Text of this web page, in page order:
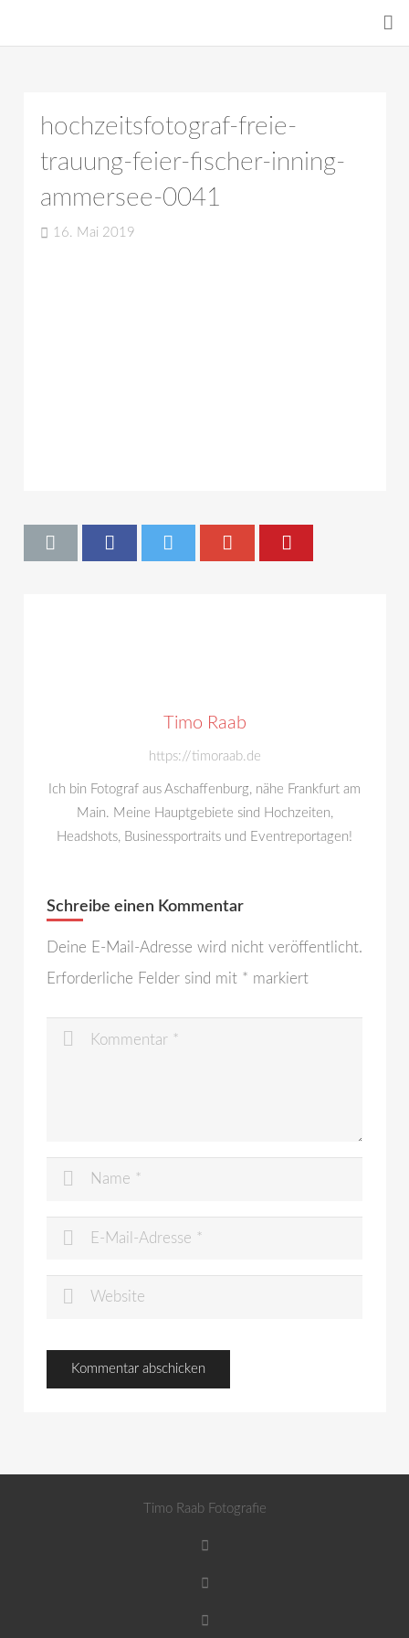
hochzeitsfotograf-freie-
trauung-feier-fischer-inning-
ammersee-0041
16. Mai 2019
Timo Raab
https://timoraab.de
Ich bin Fotograf aus Aschaffenburg, nähe Frankfurt am
Main. Meine Hauptgebiete sind Hochzeiten,
Headshots, Businessportraits und Eventreportagen!
Schreibe einen Kommentar
Deine E-Mail-Adresse wird nicht veröffentlicht.
Erforderliche Felder sind mit * markiert
Timo Raab Fotografie